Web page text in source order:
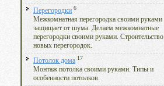
Перегородки 6
Межкомнатная перегородка своими руками
защищает от шума. Делаем межкомнатные
перегородки своими руками. Строительство
новых перегородок.
Потолок дома 17
Монтаж потолка своими руками. Типы и
особенности потолков.